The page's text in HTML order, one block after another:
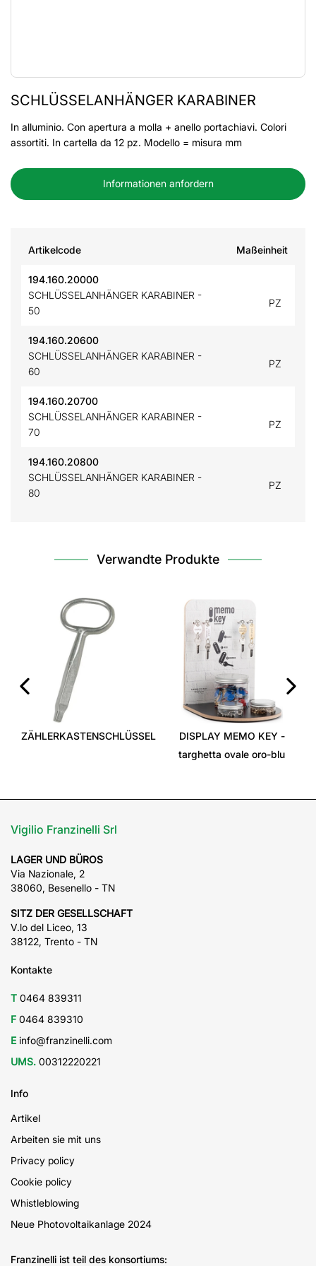
SCHLÜSSELANHÄNGER KARABINER
In alluminio. Con apertura a molla + anello portachiavi. Colori
assortiti. In cartella da 12 pz. Modello = misura mm
Informationen anfordern
Artikelcode Maßeinheit
194.160.20000
SCHLÜSSELANHÄNGER KARABINER -
50
PZ
194.160.20600
SCHLÜSSELANHÄNGER KARABINER -
60
PZ
194.160.20700
SCHLÜSSELANHÄNGER KARABINER -
70
PZ
194.160.20800
SCHLÜSSELANHÄNGER KARABINER -
80
PZ
Verwandte Produkte
ZÄHLERKASTENSCHLÜSSEL
DISPLAY MEMO KEY -
targhetta ovale oro-blu
Vigilio Franzinelli Srl
LAGER UND BÜROS
Via Nazionale, 2
38060, Besenello - TN
SITZ DER GESELLSCHAFT
V.lo del Liceo, 13
38122, Trento - TN
Kontakte
T 0464 839311
F 0464 839310
E info@franzinelli.com
UMS. 00312220221
Info
Artikel
Arbeiten sie mit uns
Privacy policy
Cookie policy
Whistleblowing
Neue Photovoltaikanlage 2024
Franzinelli ist teil des konsortiums: